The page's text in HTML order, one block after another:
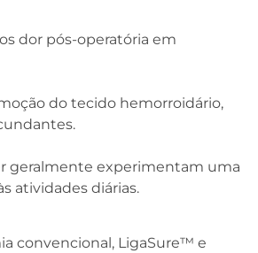
dor pós-operatória em
do tecido hemorroidário,
geralmente experimentam uma
atividades diárias.
convencional, LigaSure™ e